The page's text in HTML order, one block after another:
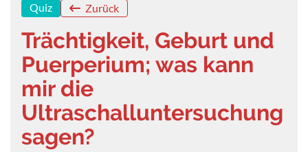
Quiz Zurück
Trächtigkeit, Geburt und
Puerperium; was kann
mir die
Ultraschalluntersuchung
sagen?